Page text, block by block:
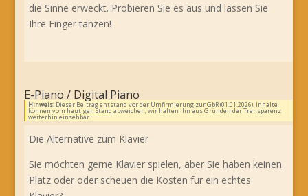
die Sinne erweckt. Probieren Sie es aus und lassen Sie
Ihre Finger tanzen!
E-Piano / Digital Piano
Hinweis:Dieser Beitrag entstand vor der Umfirmierung zur GbR (01.01.2026). Inhalte
können vom heutigen Stand abweichen; wir halten ihn aus Gründen der Transparenz
weiterhin einsehbar.
Die Alternative zum Klavier
Sie möchten gerne Klavier spielen, aber Sie haben keinen
Platz oder oder scheuen die Kosten für ein echtes